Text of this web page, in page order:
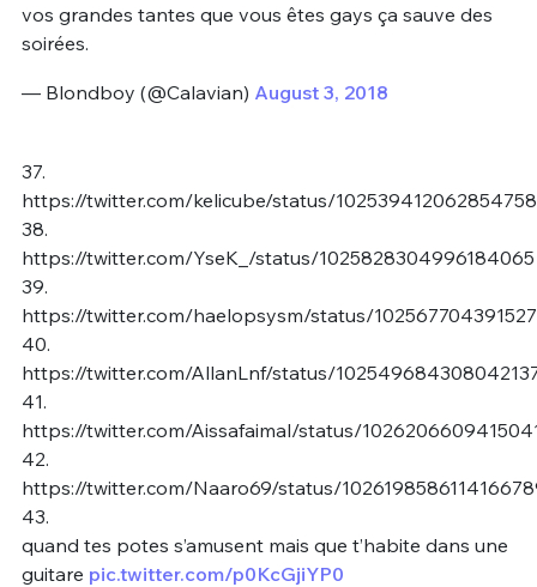
vos grandes tantes que vous êtes gays ça sauve des
soirées.
— Blondboy (@Calavian) August 3, 2018
37.
https://twitter.com/kelicube/status/
38.
https://twitter.com/YseK_/status/1025828304996184065
39.
https://twitter.com/haelopsysm/status/
40.
https://twitter.com/AllanLnf/status/
41.
https://twitter.com/Aissafaimal/status/
42.
https://twitter.com/Naaro69/status/
43.
quand tes potes s’amusent mais que t’habite dans une
guitare pic.twitter.com/p0KcGjiYP0